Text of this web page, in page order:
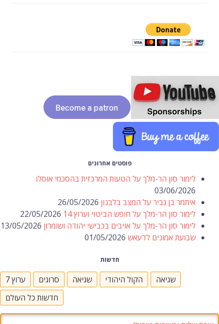
פוסטים אחרונים
לימור סון הר-מלך על הטעות המרכזית בהסכמי אוסלו
03/06/2026
איתמר בן גביר על המצב בלבנון 26/05/2026
לימור סון הר-מלך על חופש הביטוי וערוץ 14
22/05/2026
לימור סון הר-מלך על אויבים בכבישי יהודה ושומרון 13/05/2026
שבועת אמונים לדעאש 01/05/2026
חדשות
ערוץ 7 סרוגים שגיאה הקול היהודי
שגיאה
חדשות כל העולם